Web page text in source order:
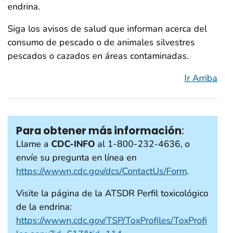
endrina.
Siga los avisos de salud que informan acerca del
consumo de pescado o de animales silvestres
pescados o cazados en áreas contaminadas.
Ir Arriba
Para obtener más información:
Llame a CDC-INFO al 1-800-232-4636, o
envíe su pregunta en línea en
https://wwwn.cdc.gov/dcs/ContactUs/Form.
Visite la página de la ATSDR Perfil toxicológico
de la endrina:
https://wwwn.cdc.gov/TSP/ToxProfiles/ToxProfi